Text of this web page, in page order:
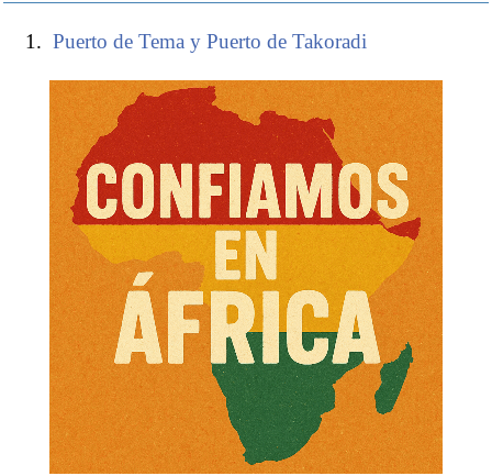
Puerto de Tema y Puerto de Takoradi